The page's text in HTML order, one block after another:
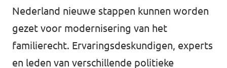
Nederland nieuwe stappen kunnen worden
gezet voor modernisering van het
familierecht. Ervaringsdeskundigen, experts
en leden van verschillende politieke